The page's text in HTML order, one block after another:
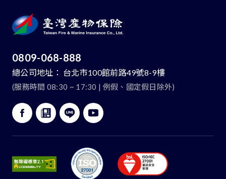
0809-068-888
總公司地址： 台北市100館前路49號8-9樓
(服務時間 08:30 ~ 17:30 | 例假、國定假日除外)